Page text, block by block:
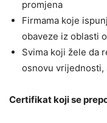
promjena
Firmama koje
obaveze iz oblasti
Svima koji žele da
osnovu vrijednosti,
Certifikat koji se